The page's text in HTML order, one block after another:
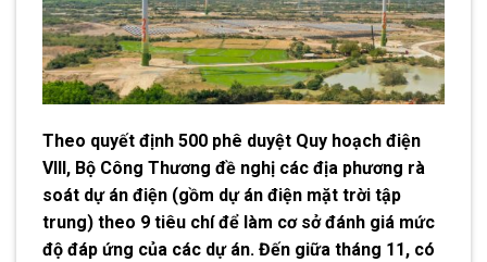
Theo quyết định 500 phê duyệt Quy hoạch điện
VIII, Bộ Công Thương đề nghị các địa phương rà
soát dự án điện (gồm dự án điện mặt trời tập
trung) theo 9 tiêu chí để làm cơ sở đánh giá mức
độ đáp ứng của các dự án. Đến giữa tháng 11, có